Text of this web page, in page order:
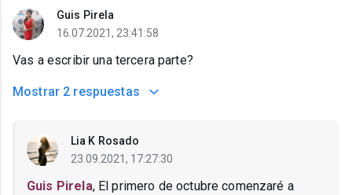
Guis Pirela
16.07.2021, 23:41:58
Vas a escribir una tercera parte?
Mostrar 2 respuestas
Lia K Rosado
23.09.2021, 17:27:30
Guis Pirela, El primero de octubre comenzaré a